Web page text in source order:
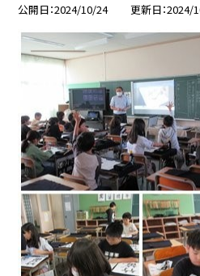
公開日 2024/10/24 更新日 2024/